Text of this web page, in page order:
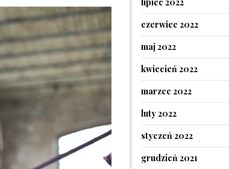
czerwiec 2022
maj 2022
kwiecień 2022
marzec 2022
luty 2022
styczeń 2022
grudzień 2021